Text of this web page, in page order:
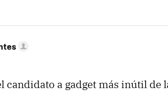
candidato a gadget más inútil de